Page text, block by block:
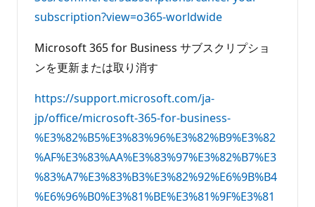
subscription?view=o365-worldwide
Microsoft 365 for Business サブスクリプショ
ンを更新または取り消す
https://support.microsoft.com/ja-
jp/office/microsoft-365-for-business-
%E3%82%B5%E3%83%96%E3%82%B9%E3%82
%AF%E3%83%AA%E3%83%97%E3%82%B7%E3
%83%A7%E3%83%B3%E3%82%92%E6%9B%B4
%E6%96%B0%E3%81%BE%E3%81%9F%E3%81